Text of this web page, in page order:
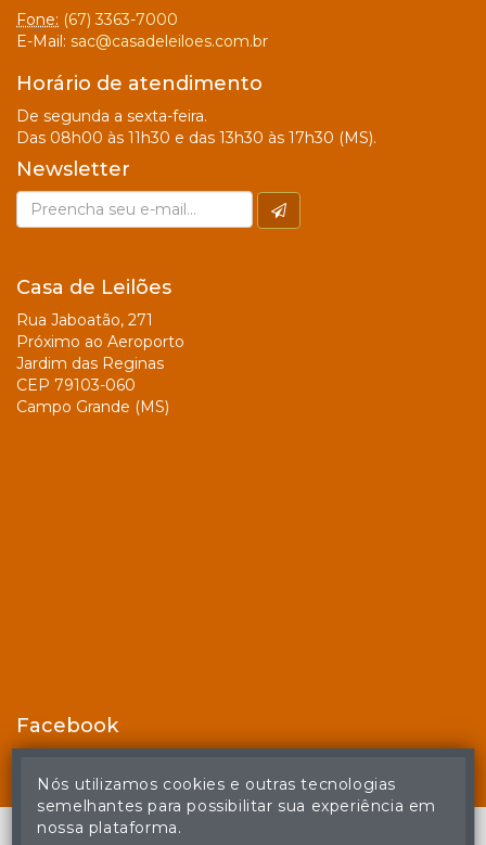
Fone: (67) 3363-7000
E-Mail: sac@casadeleiloes.com.br
Horário de atendimento
De segunda a sexta-feira.
Das 08h00 às 11h30 e das 13h30 às 17h30 (MS).
Newsletter
Casa de Leilões
Rua Jaboatão, 271
Próximo ao Aeroporto
Jardim das Reginas
CEP 79103-060
Campo Grande (MS)
Facebook
Nós utilizamos cookies e outras tecnologias
semelhantes para possibilitar sua experiência em
nossa plataforma.